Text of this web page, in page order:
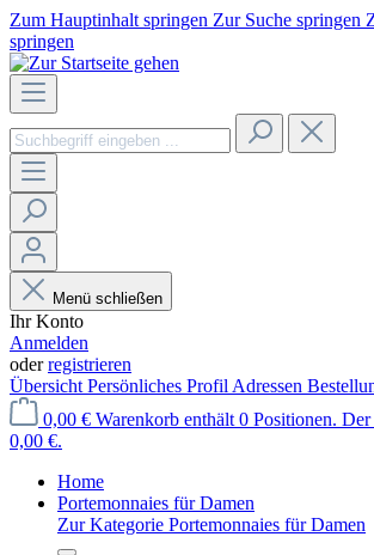
Zum Hauptinhalt springen Zur Suche springen
springen
Menü schließen
Ihr Konto
Anmelden
oderregistrieren
Übersicht Persönliches Profil Adressen
0,00 € Warenkorb enthält 0 Positionen.
0,00 €.
Home
Portemonnaies für Damen
Zur Kategorie Portemonnaies für Damen